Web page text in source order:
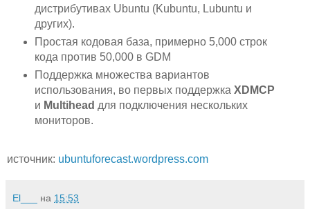
дистрибутивах Ubuntu (Kubuntu, Lubuntu и
других).
Простая кодовая база, примерно 5,000 строк
кода против 50,000 в GDM
Поддержка множества вариантов
использования, во первых поддержка XDMCP
и Multihead для подключения нескольких
мониторов.
источник: ubuntuforecast.wordpress.com
El___ на 15:53